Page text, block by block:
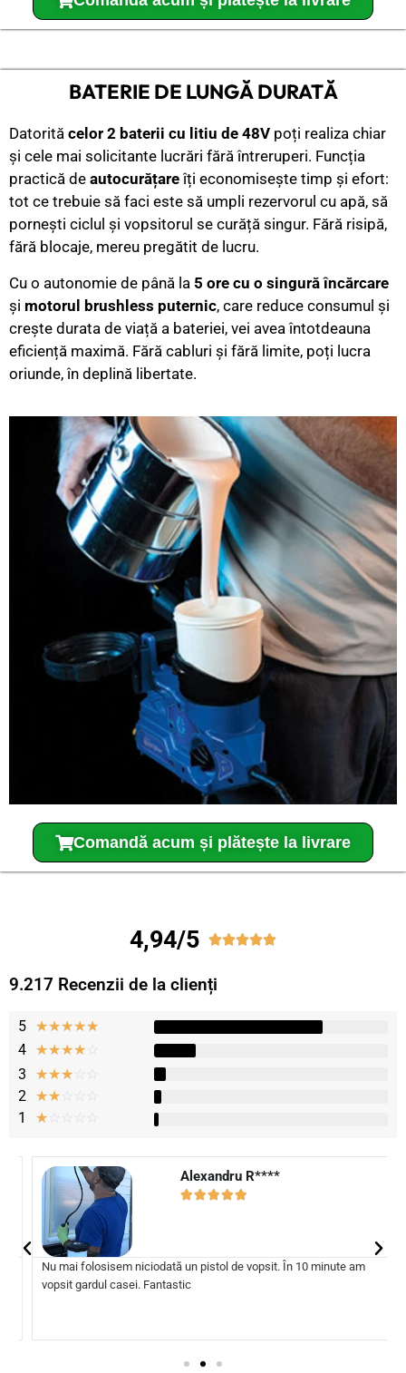
BATERIE DE LUNGĂ DURATĂ
Datorită celor 2 baterii cu litiu de 48V poți realiza chiar
și cele mai solicitante lucrări fără întreruperi. Funcția
practică de autocurățareîți economisește timp și efort:
tot ce trebuie să faci este să umpli rezervorul cu apă, să
pornești ciclul și vopsitorul se curăță singur. Fără risipă,
fără blocaje, mereu pregătit de lucru.
Cu o autonomie de până la 5 ore cu o singură încărcare
și motorul brushless puternic, care reduce consumul și
crește durata de viață a bateriei, vei avea întotdeauna
eficiență maximă. Fără cabluri și fără limite, poți lucra
oriunde, în deplină libertate.
Comandă acum și plătește la livrare
4,94/5 
9.217 Recenzii de la clienți
5 ★★★★★
4 ☆☆☆☆☆
3 ☆☆☆☆ ☆
2 ☆☆☆ ☆ ☆
1 ☆☆ ☆ ☆ ☆
Alexandru R****​
   
Nu mai folosisem niciodată un pistol de vopsit. În 10 minute am
vopsit gardul casei. Fantastic